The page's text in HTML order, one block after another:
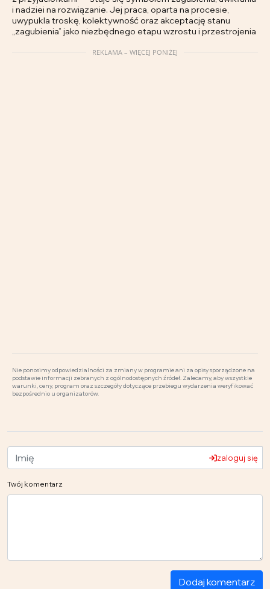
i nadziei na rozwiązanie. Jej praca, oparta na procesie,
uwypukla troskę, kolektywność oraz akceptację stanu
„zagubienia” jako niezbędnego etapu wzrostu i przestrojenia
REKLAMA – WIĘCEJ PONIŻEJ
Nie ponosimy odpowiedzialności za zmiany w programie ani za opisy sporządzone na
podstawie informacji zebranych z ogólnodostępnych źródeł. Zalecamy, aby wszystkie
warunki, ceny, program oraz szczegóły dotyczące przebiegu wydarzenia weryfikować
bezpośrednio u organizatorów.
zaloguj się
Twój komentarz
Dodaj komentarz